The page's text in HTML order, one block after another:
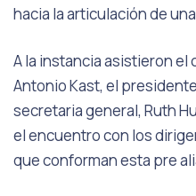
hacia la articulación de
A la instancia asistieron
Antonio Kast, el
secretaria general, Ruth
el encuentro con los
que conforman esta pre